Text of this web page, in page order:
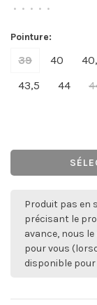
• • • • •
Pointure:
39 40
43,5
44
Produit pas en
précisant le
avance, nous
pour vous
disponible